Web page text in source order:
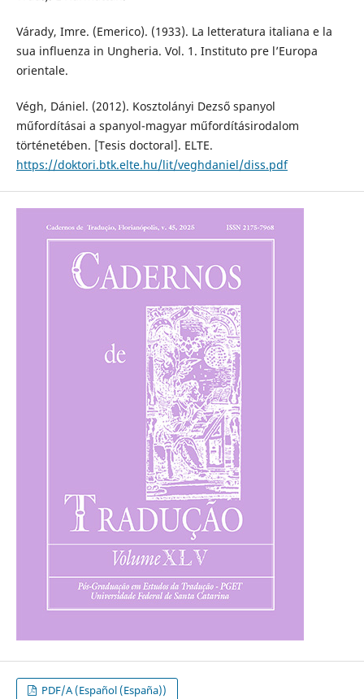
Várady, Imre. (Emerico). (1933). La letteratura italiana e la
sua influenza in Ungheria. Vol. 1. Instituto pre l’Europa
orientale.
Végh, Dániel. (2012). Kosztolányi Dezső spanyol
műfordításai a spanyol-magyar műfordításirodalom
történetében. [Tesis doctoral]. ELTE.
https://doktori.btk.elte.hu/lit/veghdaniel/diss.pdf
PDF/A (Español (España))